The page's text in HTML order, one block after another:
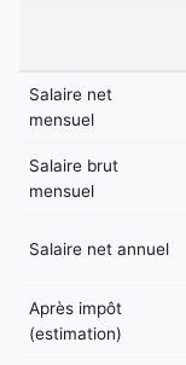
Salaire net
mensuel
Salaire brut
mensuel
Salaire net annuel
Après impôt
(estimation)